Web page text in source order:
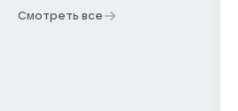
Смотреть все